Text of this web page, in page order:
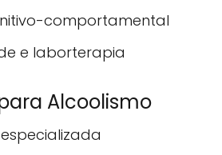
comportamental
e laborterapia
Alcoolismo